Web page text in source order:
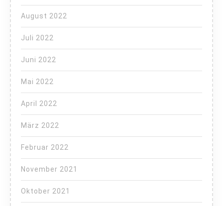
August 2022
Juli 2022
Juni 2022
Mai 2022
April 2022
März 2022
Februar 2022
November 2021
Oktober 2021